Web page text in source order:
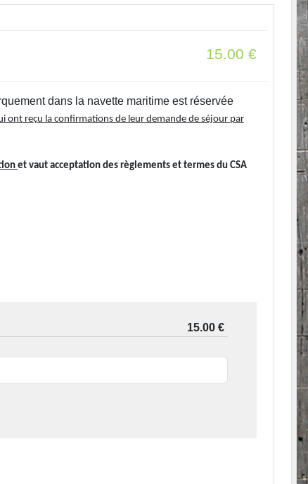
15.00 €
dans la navette maritime est réservée
ont reçu la confirmations de leur demande de séjour par
et vaut acceptation des règlements et termes du CSA